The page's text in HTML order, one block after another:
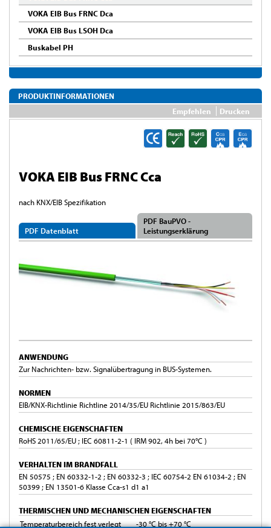
VOKA EIB Bus FRNC Dca
VOKA EIB Bus LSOH Dca
Buskabel PH
PRODUKTINFORMATIONEN
Empfehlen
Drucken
VOKA EIB Bus FRNC Cca
nach KNX/EIB Spezifikation
PDF Datenblatt
PDF BauPVO -
Leistungserklärung
ANWENDUNG
Zur Nachrichten- bzw. Signalübertragung in BUS-Systemen.
NORMEN
EIB/KNX-Richtlinie Richtline 2014/35/EU Richtlinie 2015/863/EU
CHEMISCHE EIGENSCHAFTEN
RoHS 2011/65/EU ; IEC 60811-2-1 ( IRM 902, 4h bei 70°C )
VERHALTEN IM BRANDFALL
EN 50575 ; EN 60332-1-2 ; EN 60332-3 ; IEC 60754-2 EN 61034-2 ; EN
50399 ; EN 13501-6 Klasse Cca-s1 d1 a1
THERMISCHEN UND MECHANISCHEN EIGENSCHAFTEN
Temperaturbereich fest verlegt
-30 °C bis +70 °C